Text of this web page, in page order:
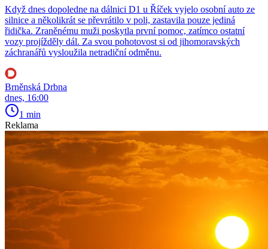
Když dnes dopoledne na dálnici D1 u Říček vyjelo osobní auto ze
silnice a několikrát se převrátilo v poli, zastavila pouze jediná
řidička. Zraněnému muži poskytla první pomoc, zatímco ostatní
vozy projížděly dál. Za svou pohotovost si od jihomoravských
záchranářů vysloužila netradiční odměnu.
Brněnská Drbna
dnes, 16:00
1 min
Reklama